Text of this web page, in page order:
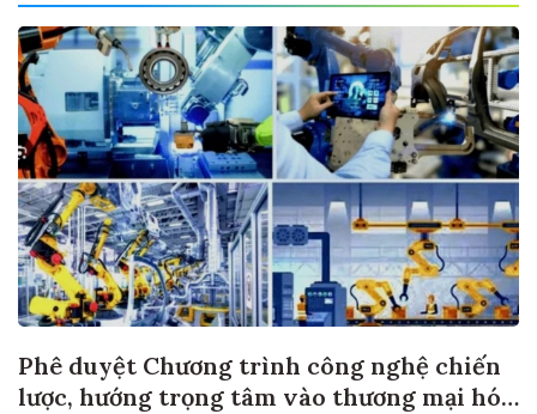
Phê duyệt Chương trình công nghệ chiến
lược, hướng trọng tâm vào thương mại hóa